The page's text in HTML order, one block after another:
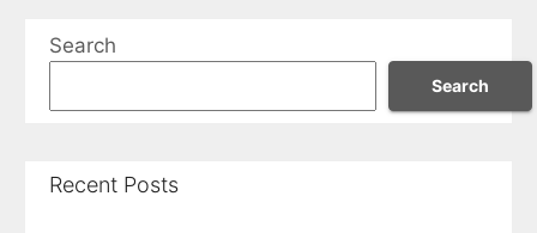
Search
Search
Recent Posts